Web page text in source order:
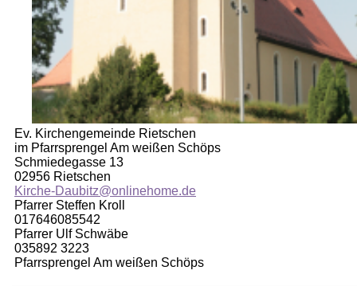
Ev. Kirchengemeinde Rietschen
im Pfarrsprengel Am weißen Schöps
Schmiedegasse 13
02956 Rietschen
Kirche-Daubitz@onlinehome.de
Pfarrer Steffen Kroll
017646085542
Pfarrer Ulf Schwäbe
035892 3223
Pfarrsprengel Am weißen Schöps